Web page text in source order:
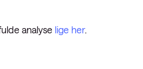
analyse lige her.